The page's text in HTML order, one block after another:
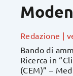
Redazione |
Bando di
Ricerca in
(CEM)” –